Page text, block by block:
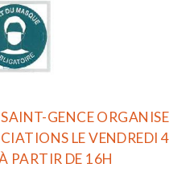
GENCE ORGANISE
LE VENDREDI 4
PARTIR DE 16H